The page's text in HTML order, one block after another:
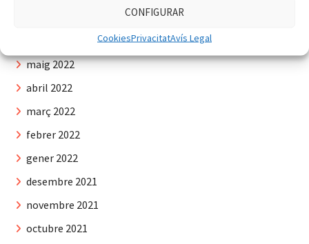
CONFIGURAR
CookiesPrivacitatAvís Legal
maig 2022
abril 2022
març 2022
febrer 2022
gener 2022
desembre 2021
novembre 2021
octubre 2021